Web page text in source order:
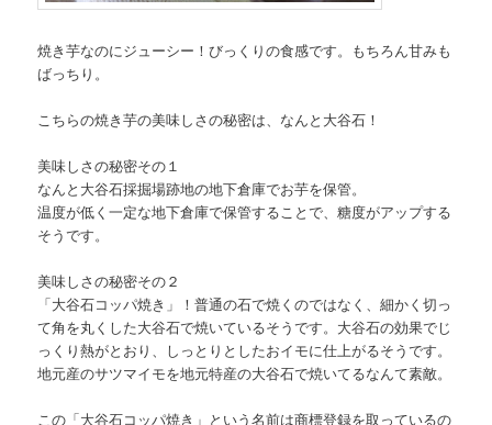
焼き芋なのにジューシー！びっくりの食感です。もちろん甘みも
ばっちり。
こちらの焼き芋の美味しさの秘密は、なんと大谷石！
美味しさの秘密その１
なんと大谷石採掘場跡地の地下倉庫でお芋を保管。
温度が低く一定な地下倉庫で保管することで、糖度がアップする
そうです。
美味しさの秘密その２
「大谷石コッパ焼き」！普通の石で焼くのではなく、細かく切っ
て角を丸くした大谷石で焼いているそうです。大谷石の効果でじ
っくり熱がとおり、しっとりとしたおイモに仕上がるそうです。
地元産のサツマイモを地元特産の大谷石で焼いてるなんて素敵。
この「大谷石コッパ焼き」という名前は商標登録を取っているの